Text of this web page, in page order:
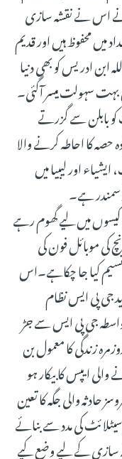
نے اس نے نقشہ سازی
کی تعداد میں محفوظ ہیں اور قدیم
ابن ادریس کو بھی دنیا
بہت سہولت میسر آگئی۔
بابلن سے گزرتے
کا احاطہ کرنے والا
اور لیبیا میں
سمندر ہے۔
میں لیے گھوم رہے
کی موبائل فون کی
کیا جا چکاہے۔اس
جی پی ایس نظام
چیز بالواسطہ و بلا واسطہ جی پی ایس سے جڑ
زندگی کا معمول بن
ایپس کا بیکار ہو
والی جگہ کا تعین
کی مدد سے بنائے
سازی کے لیے وضع کیے